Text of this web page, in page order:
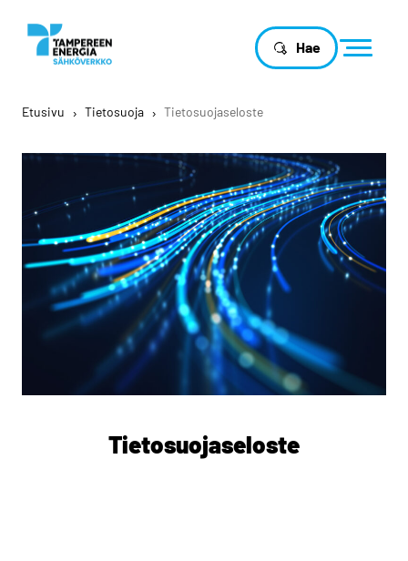
Hae
Etusivu › Tietosuoja › Tietosuojaseloste
Tietosuojaseloste